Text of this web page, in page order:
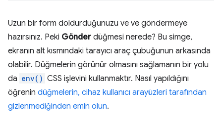
Uzun bir form doldurduğunuzu ve ve göndermeye
hazırsınız. Peki Gönder düğmesi nerede? Bu simge,
ekranın alt kısmındaki tarayıcı araç çubuğunun arkasında
olabilir. Düğmelerin görünür olmasını sağlamanın bir yolu
da env() CSS işlevini kullanmaktır. Nasıl yapıldığını
öğrenin düğmelerin, cihaz kullanıcı arayüzleri tarafından
gizlenmediğinden emin olun.